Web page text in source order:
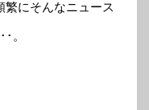
繁にそんなニュース
。